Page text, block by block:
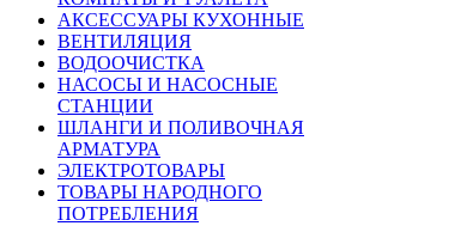
АКСЕССУАРЫ КУХОННЫЕ
ВЕНТИЛЯЦИЯ
ВОДООЧИСТКА
НАСОСЫ И НАСОСНЫЕ
СТАНЦИИ
ШЛАНГИ И ПОЛИВОЧНАЯ
АРМАТУРА
ЭЛЕКТРОТОВАРЫ
ТОВАРЫ НАРОДНОГО
ПОТРЕБЛЕНИЯ